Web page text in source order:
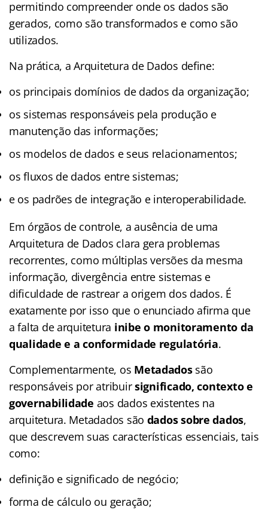
permitindo compreender onde os dados são
gerados, como são transformados e como são
utilizados.
Na prática, a Arquitetura de Dados define:
os principais domínios de dados da organização;
os sistemas responsáveis pela produção e
manutenção das informações;
os modelos de dados e seus relacionamentos;
os fluxos de dados entre sistemas;
e os padrões de integração e interoperabilidade.
Em órgãos de controle, a ausência de uma
Arquitetura de Dados clara gera problemas
recorrentes, como múltiplas versões da mesma
informação, divergência entre sistemas e
dificuldade de rastrear a origem dos dados. É
exatamente por isso que o enunciado afirma que
a falta de arquitetura inibe o monitoramento da
qualidade e a conformidade regulatória.
Complementarmente, os Metadadossão
responsáveis por atribuirsignificado, contexto e
governabilidade aos dados existentes na
arquitetura. Metadados são dados sobre dados,
que descrevem suas características essenciais, tais
como:
definição e significado de negócio;
forma de cálculo ou geração;